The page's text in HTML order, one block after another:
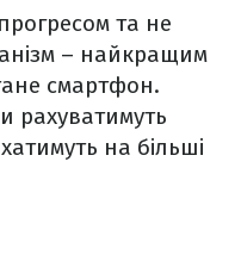
та не
– найкращим
смартфон.
рахуватимуть
на більші